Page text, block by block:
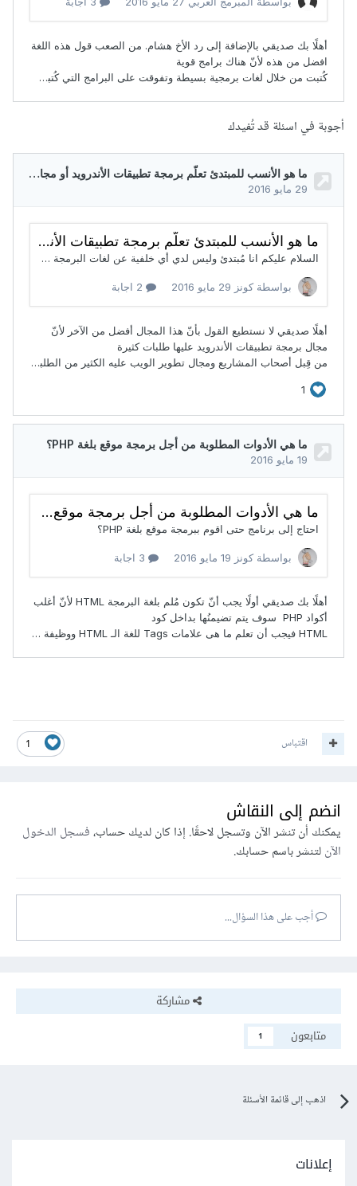
أجوبة في اسئلة قد تُفيدك
1 اقتباس
انضم إلى النقاش
يمكنك أن تنشر الآن وتسجل لاحقًا. إذا كان لديك حساب،فسجل الدخول
الآنلتنشر باسم حسابك.
أجب على هذا السؤال...
مشاركة
متابعون
1
اذهب إلى قائمة الأسئلة
إعلانات